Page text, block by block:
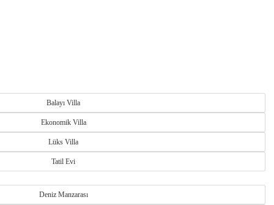
Balayı Villa
Ekonomik Villa
Lüks Villa
Tatil Evi
Deniz Manzarası